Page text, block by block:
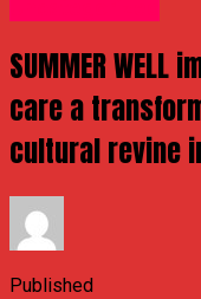
SUMMER
care a
cultural revine
Published